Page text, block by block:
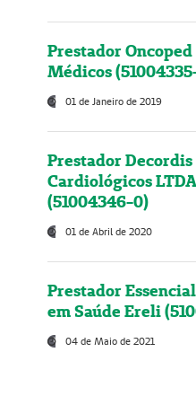
Prestador
Médicos
01 de Janeiro de 2019
Prestador Decordis
Cardiológicos
(51004346-0)
01 de Abril de 2020
Prestador
em Saúde Ereli
04 de Maio de 2021